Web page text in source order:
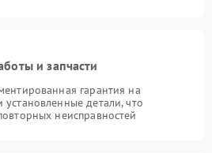
и запчасти
гарантия на
детали, что
неисправностей